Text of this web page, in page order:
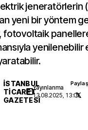
jeneratörlerin
yeni bir yöntem
fotovoltaik
yenilenebilir
İSTANBUL
TICARET
GAZETESI
Yayınlanma
13.08.2025, 13:01
Paylaş